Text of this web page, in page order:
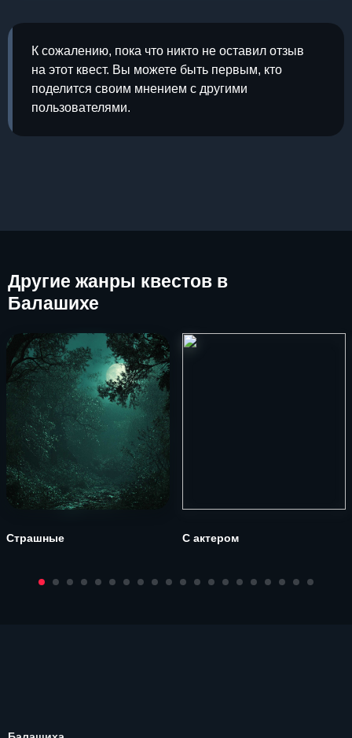
К сожалению, пока что никто не оставил отзыв
на этот квест. Вы можете быть первым, кто
поделится своим мнением с другими
пользователями.
Другие жанры квестов в
Балашихе
Страшные С актером